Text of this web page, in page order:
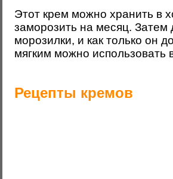
Этот крем можно хранить в
заморозить на месяц. Затем
морозилки, и как только он
мягким можно использовать
Рецепты кремов